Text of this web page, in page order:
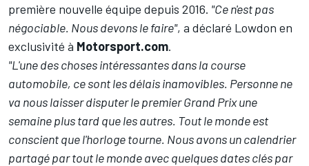
première nouvelle équipe depuis 2016. "Ce n'est pas
négociable. Nous devons le faire", a déclaré Lowdon en
exclusivité à Motorsport.com.
"L'une des choses intéressantes dans la course
automobile, ce sont les délais inamovibles. Personne ne
va nous laisser disputer le premier Grand Prix une
semaine plus tard que les autres. Tout le monde est
conscient que l'horloge tourne. Nous avons un calendrier
partagé par tout le monde avec quelques dates clés par